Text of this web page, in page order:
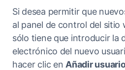
Si desea permitir que
al panel de control del sitio
sólo tiene que introducir la
electrónico del nuevo
hacer clic en Añadir